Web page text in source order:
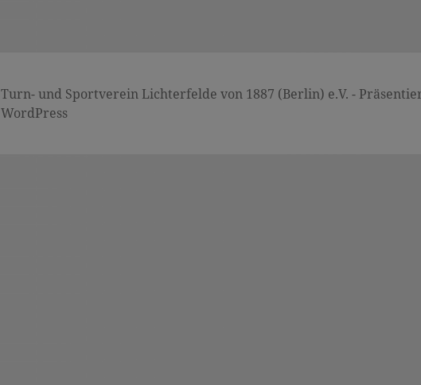
Turn- und Sportverein Lichterfelde von 1887 (Berlin) e.V. -
WordPress